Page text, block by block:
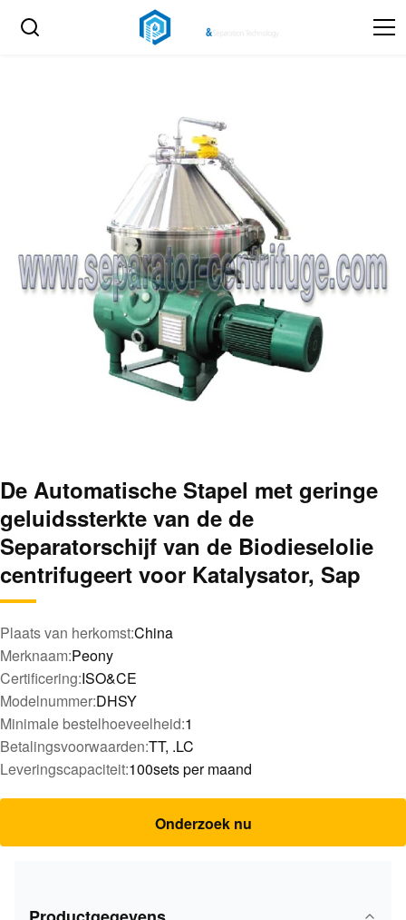
De Automatische Stapel met geringe
geluidssterkte van de de
Separatorschijf van de Biodieselolie
centrifugeert voor Katalysator, Sap
Plaats van herkomst:China
Merknaam:Peony
Certificering:ISO&CE
Modelnummer:DHSY
Minimale bestelhoeveelheid:1
Betalingsvoorwaarden:TT, .LC
Leveringscapaciteit:100sets per maand
Onderzoek nu